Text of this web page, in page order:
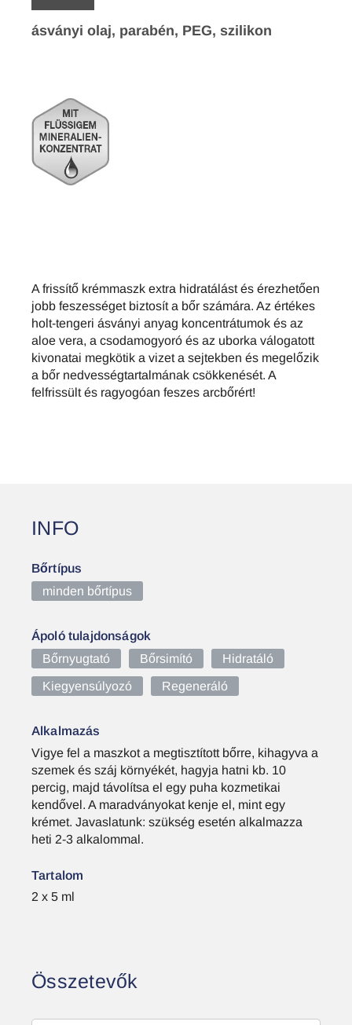
ásványi olaj, parabén, PEG, szilikon
A frissítő krémmaszk extra hidratálást és érezhetően
jobb feszességet biztosít a bőr számára. Az értékes
holt-tengeri ásványi anyag koncentrátumok és az
aloe vera, a csodamogyoró és az uborka válogatott
kivonatai megkötik a vizet a sejtekben és megelőzik
a bőr nedvességtartalmának csökkenését. A
felfrissült és ragyogóan feszes arcbőrért!
INFO
Bőrtípus
minden bőrtípus
Ápoló tulajdonságok
Bőrnyugtató
Bőrsimító Hidratáló
Kiegyensúlyozó Regeneráló
Alkalmazás
Vigye fel a maszkot a megtisztított bőrre, kihagyva a
szemek és száj környékét, hagyja hatni kb. 10
percig, majd távolítsa el egy puha kozmetikai
kendővel. A maradványokat kenje el, mint egy
krémet. Javaslatunk: szükség esetén alkalmazza
heti 2-3 alkalommal.
Tartalom
2 x 5 ml
Összetevők